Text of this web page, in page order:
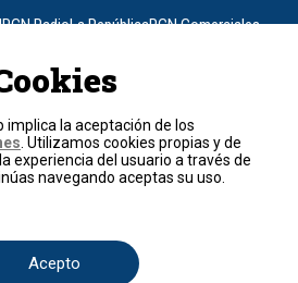
RCN RadioLa RepúblicaRCN Comerciales
de RCN Televisión
Contáctenos
+57 (601) 426 92 92
y condiciones
implica la aceptación de los
. Utilizamos cookies propias y de
experiencia del usuario a través de
navegando aceptas su uso.
Acepto